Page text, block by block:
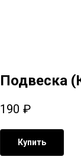
Подвеска
190 ₽
Купить